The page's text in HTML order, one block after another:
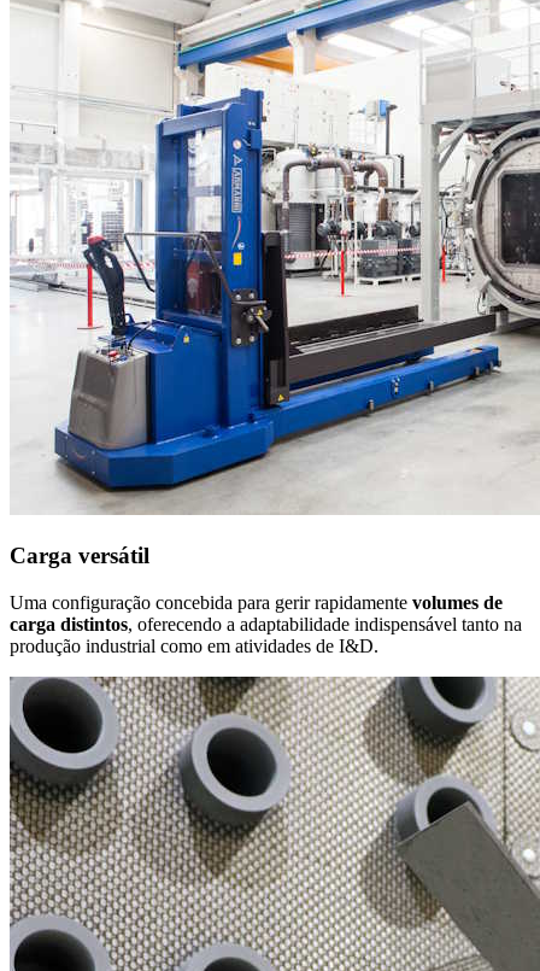
Carga versátil
Uma configuração concebida para gerir rapidamente volumes de
carga distintos, oferecendo a adaptabilidade indispensável tanto na
produção industrial como em atividades de I&D.